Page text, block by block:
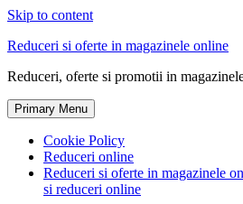
Skip to content
Reduceri si oferte in magazinele online
Reduceri, oferte si promotii in
Primary Menu
Cookie Policy
Reduceri online
Reduceri si oferte in magazinele
si reduceri online